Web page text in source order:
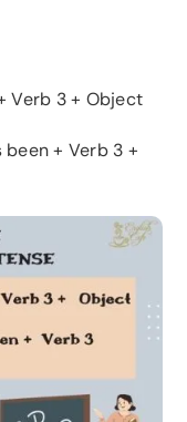
Verb 3 + Object
+ Verb 3 +